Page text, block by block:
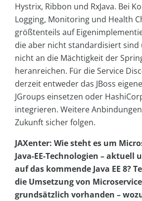
Hystrix, Ribbon und RxJava. Bei
Logging, Monitoring und Health
größtenteils auf
die aber nicht standardisiert sind
nicht an die Mächtigkeit der
heranreichen. Für die Service
derzeit entweder das JBoss
JGroups einsetzen oder
integrieren. Weitere
Zukunft sicher folgen.
JAXenter: Wie steht es um
Java-EE-Technologien – aktuell
auf das kommende Java EE 8?
die Umsetzung von
grundsätzlich vorhanden –